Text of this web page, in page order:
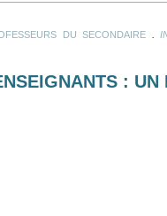
DU SECONDAIRE .
: